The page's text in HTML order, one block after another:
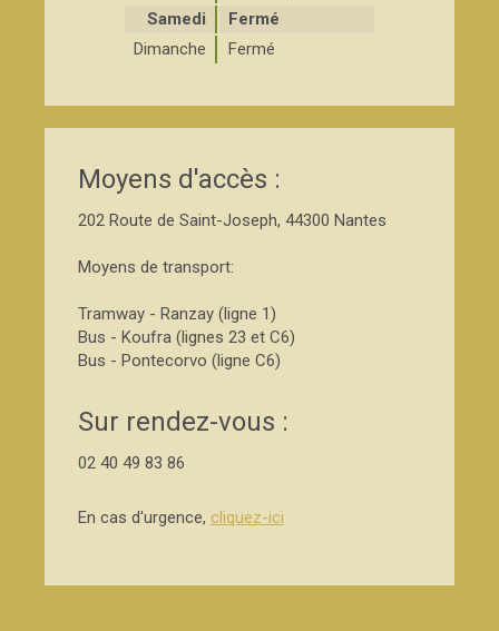
Samedi
Fermé
Dimanche
Fermé
Moyens d'accès :
202 Route de Saint-Joseph, 44300 Nantes
Moyens de transport:
Tramway - Ranzay (ligne 1)
Bus - Koufra (lignes 23 et C6)
Bus - Pontecorvo (ligne C6)
Sur rendez-vous :
02 40 49 83 86
En cas d'urgence, cliquez-ici